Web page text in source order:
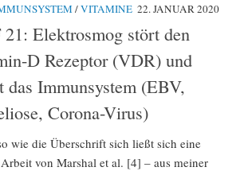
/VITAMINE 22. JANUAR 2020
Elektrosmog stört den
D Rezeptor (VDR) und
das Immunsystem (EBV,
Corona-Virus)
wie die Überschrift sich ließt sich eine
von Marshal et al. [4] – aus meiner